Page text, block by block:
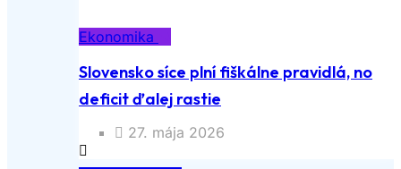
Ekonomika
Slovensko síce plní fiškálne pravidlá, no
deficit ďalej rastie
27. mája 2026